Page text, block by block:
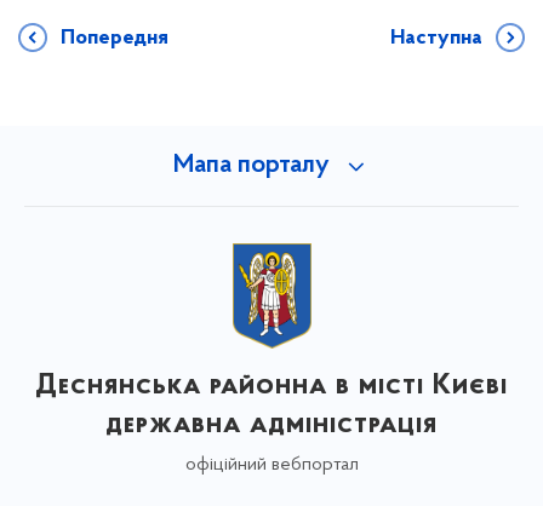
Попередня Наступна
Мапа порталу
Деснянська районна в місті Києві
державна адміністрація
офіційний вебпортал